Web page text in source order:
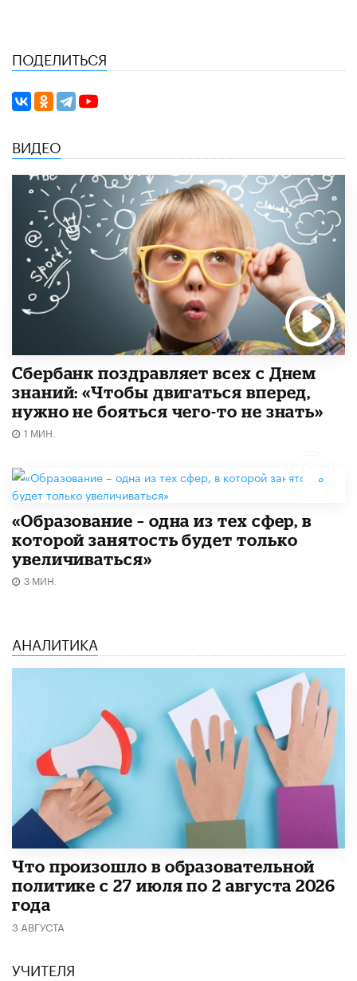
ПОДЕЛИТЬСЯ
ВИДЕО
Сбербанк поздравляет всех с Днем
знаний: «Чтобы двигаться вперед,
нужно не бояться чего-то не знать»
1 МИН.
«Образование – одна из тех сфер, в
которой занятость будет только
увеличиваться»
3 МИН.
АНАЛИТИКА
​Что произошло в образовательной
политике с 27 июля по 2 августа 2026
года
3 АВГУСТА
УЧИТЕЛЯ